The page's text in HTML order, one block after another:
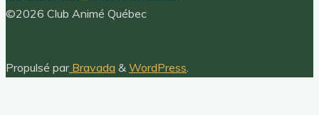
©2026 Club Animé Québec
Propulsé parBravada & WordPress